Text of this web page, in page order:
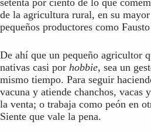
setenta por ciento de lo que
de la agricultura rural, en su
pequeños productores como
De ahí que un pequeño agricultor
nativas casi por hobbie, sea un
mismo tiempo. Para seguir
vacuna y atiende chanchos, vacas
la venta; o trabaja como peón en
Siente que vale la pena.